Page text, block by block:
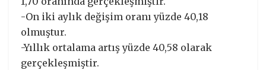
-On iki aylık değişim oranı yüzde 40,18
olmuştur.
-Yıllık ortalama artış yüzde 40,58 olarak
gerçekleşmiştir.